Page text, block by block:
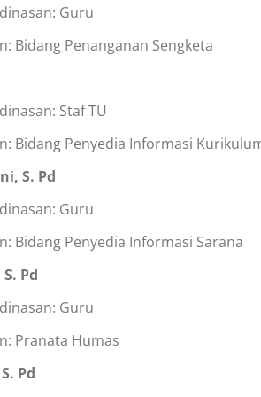
Guru
Bidang Penanganan Sengketa
Staf TU
Bidang Penyedia Informasi
S. Pd
Guru
Bidang Penyedia Informasi Sarana
Pd
Guru
Pranata Humas
Pd